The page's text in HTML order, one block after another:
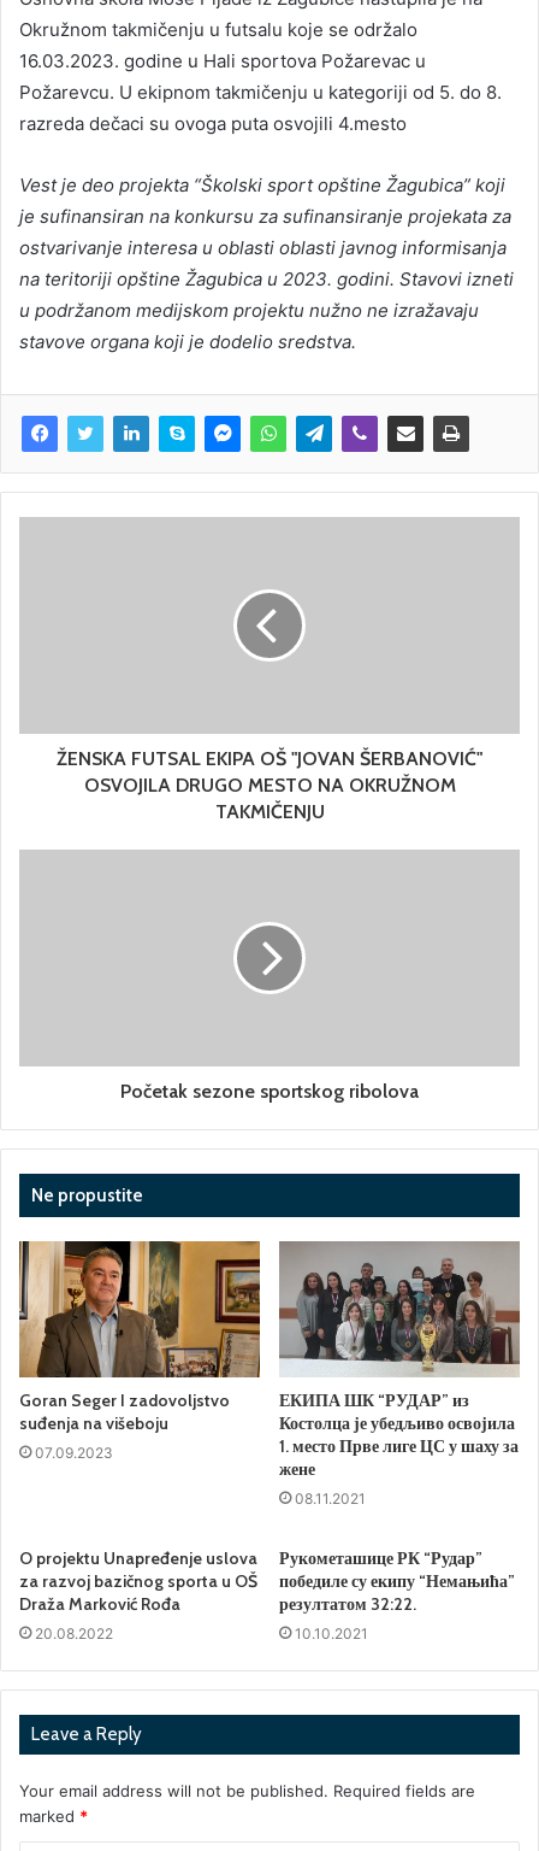
Okružnom takmičenju u futsalu koje se održalo
16.03.2023. godine u Hali sportova Požarevac u
Požarevcu. U ekipnom takmičenju u kategoriji od 5. do 8.
razreda dečaci su ovoga puta osvojili 4.mesto
Vest je deo projekta “Školski sport opštine Žagubica” koji
je sufinansiran na konkursu za sufinansiranje projekata za
ostvarivanje interesa u oblasti oblasti javnog informisanja
na teritoriji opštine Žagubica u 2023. godini. Stavovi izneti
u podržanom medijskom projektu nužno ne izražavaju
stavove organa koji je dodelio sredstva.
ŽENSKA FUTSAL EKIPA OŠ "JOVAN ŠERBANOVIĆ"
OSVOJILA DRUGO MESTO NA OKRUŽNOM
TAKMIČENJU
Početak sezone sportskog ribolova
Ne propustite
Goran Seger I zadovoljstvo
suđenja na višeboju
07.09.2023
ЕКИПА ШК “РУДАР” из
Костолца је убедљиво освојила
1. место Прве лиге ЦС у шаху за
жене
08.11.2021
O projektu Unapređenje uslova
za razvoj bazičnog sporta u OŠ
Draža Marković Rođa
20.08.2022
Рукометашице РК “Рудар”
победиле су екипу “Немањића”
резултатом 32:22.
10.10.2021
Leave a Reply
Your email address will not be published. Required fields are
marked *